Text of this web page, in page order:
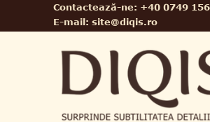
Contactează-ne: +40 0749
E-mail: site@diqis.ro